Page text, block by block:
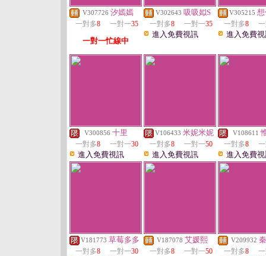
V307726 汐嫣嫣
一對多8 一對一35
一對一忙線中
V302643 吸吸姒S
一對多8 一對一35
進入免費視訊
V305215
一對多8
進入免費
V300856 十里
一對多8 一對一30
進入免費視訊
V106433 米妮米妮
一對多8 一對一50
進入免費視訊
V108611
一對多8
進入免費
V181773 草莓多多
一對多8 一對一30
V187078 艾媛熙
一對多8 一對一50
V209932
一對多8